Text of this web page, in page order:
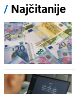
/ Najčitanije